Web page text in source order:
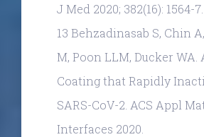
J Med 2020; 382(16): 1564-7.
13 Behzadinasab S, Chin
M, Poon LLM, Ducker WA.
Coating that Rapidly
SARS-CoV-2. ACS Appl
Interfaces 2020.